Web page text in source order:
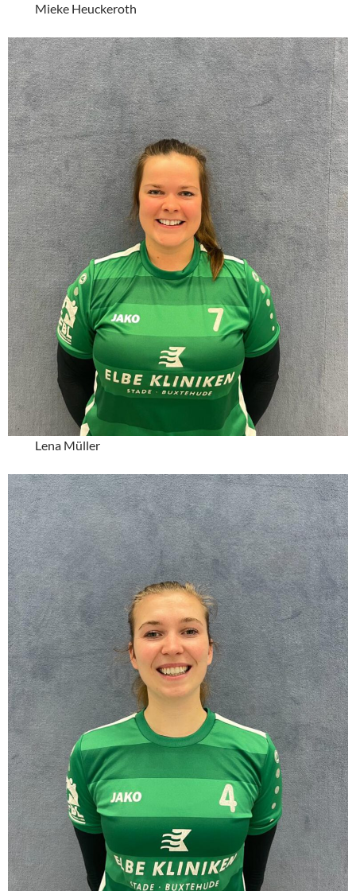
Mieke Heuckeroth
Lena Müller